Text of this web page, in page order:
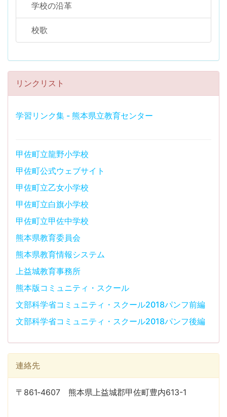
学校の沿革
校歌
リンクリスト
学習リンク集 - 熊本県立教育センター
甲佐町立龍野小学校
甲佐町公式ウェブサイト
甲佐町立乙女小学校
甲佐町立白旗小学校
甲佐町立甲佐中学校
熊本県教育委員会
熊本県教育情報システム
上益城教育事務所
熊本版コミュニティ・スクール
文部科学省コミュニティ・スクール2018パンフ前編
文部科学省コミュニティ・スクール2018パンフ後編
連絡先
〒861‐4607 熊本県上益城郡甲佐町豊内613-1